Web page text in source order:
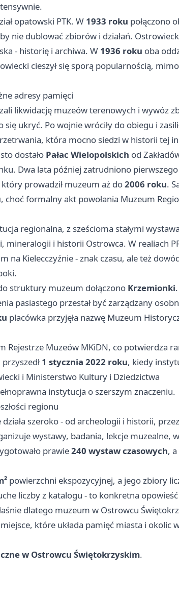
opatowski PTK. W 1933 roku połączono
nie dublować zbiorów i działań.
- historię i archiwa. W 1936 roku oba
cieszył się sporą popularnością,
adresy pamięci
likwidację muzeów terenowych i wywóz
się ukryć. Po wojnie wróciły do obiegu i
która mocno siedzi w historii tej
dostało Pałac Wielopolskich od
Dwa lata później zatrudniono pierwszego
prowadził muzeum aż do2006 roku.
, choć formalny akt powołania Muzeum
regionalna, z sześcioma stałymi
i historii Ostrowca. W realiach
na Kielecczyźnie - znak czasu, ale też
struktury muzeum dołączono Krzemionki
pasiastego przestał być zarządzany
placówka przyjęła nazwę Muzeum
Rejestrze Muzeów MKiDN, co potwierdza
1 stycznia 2022 roku, kiedy
i Ministerstwo Kultury i Dziedzictwa
instytucja o szerszym znaczeniu.
regionu
szeroko - od archeologii i historii,
wystawy, badania, lekcje muzealne,
prawie240 wystaw czasowych,
powierzchni ekspozycyjnej, a jego zbiory
liczby z katalogu - to konkretna
dlatego muzeum w Ostrowcu
które układa pamięć miasta i okolic
w Ostrowcu Świętokrzyskim.